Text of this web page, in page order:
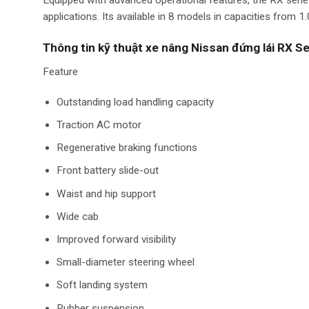
applications. Its available in 8 models in capacities from
Thông tin kỹ thuật xe nâng Nissan đứng lái RX
Feature
Outstanding load handling capacity
Traction AC motor
Regenerative braking functions
Front battery slide-out
Waist and hip support
Wide cab
Improved forward visibility
Small-diameter steering wheel
Soft landing system